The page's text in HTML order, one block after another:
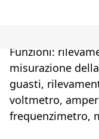
Funzioni:
misurazione
guasti,
voltmetro,
frequenzimetro,